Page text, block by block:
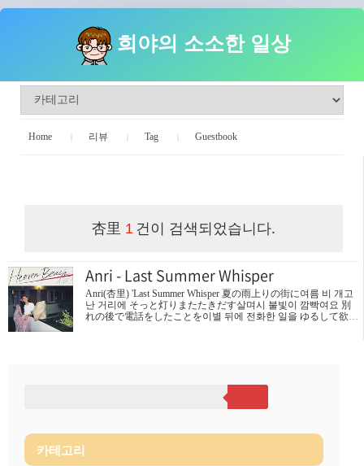
희야의 소소한 일상
Home 리뷰 Tag Guestbook
杏里 1 건이 검색되었습니다.
Anri - Last Summer Whisper
Anri(杏里) 'Last Summer Whisper 夏の雨上りの街に여름 비 개고
난 거리에 そっと灯りまたたきだす살며시 불빛이 깜빡여요 別
れの後で電話をしたことを​이별 뒤에 전화한 일을 ゆるして欲し
な香りつけてきたの내가 좋아하는 향 하고 왔네요 夏の黄昏に
よく似合うわ여름 해질녁에 잘 어울려요 あの日のままで話をし
て欲しい그날 그때처럼 이야기를 해주었으면​ 海の好きなあなた
카테고리